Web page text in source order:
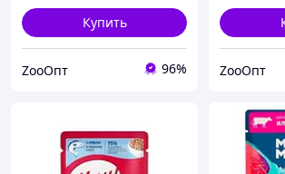
Купить
ZooOпт 96%
соусе 85 г
ZooOпт